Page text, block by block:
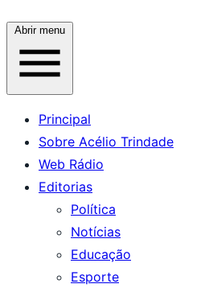
Abrir menu
Principal
Sobre Acélio Trindade
Web Rádio
Editorias
Política
Notícias
Educação
Esporte